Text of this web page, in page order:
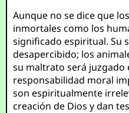
Aunque no se dice que
inmortales como los
significado espiritual. Su
desapercibido; los
su maltrato será juzgado
responsabilidad moral
son espiritualmente
creación de Dios y dan